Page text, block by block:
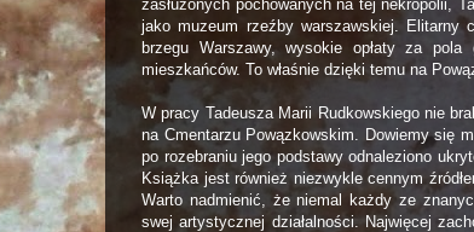
zasłużonych pochowanych na tej nekropolii,
jako muzeum rzeźby warszawskiej. Elitarny
brzegu Warszawy, wysokie opłaty za
mieszkańców. To właśnie dzięki temu na
W pracy Tadeusza Marii Rudkowskiego nie
na Cmentarzu Powązkowskim. Dowiemy się
po rozebraniu jego podstawy odnaleziono
Książka jest również niezwykle cennym
Warto nadmienić, że niemal każdy ze
swej artystycznej działalności. Najwięcej